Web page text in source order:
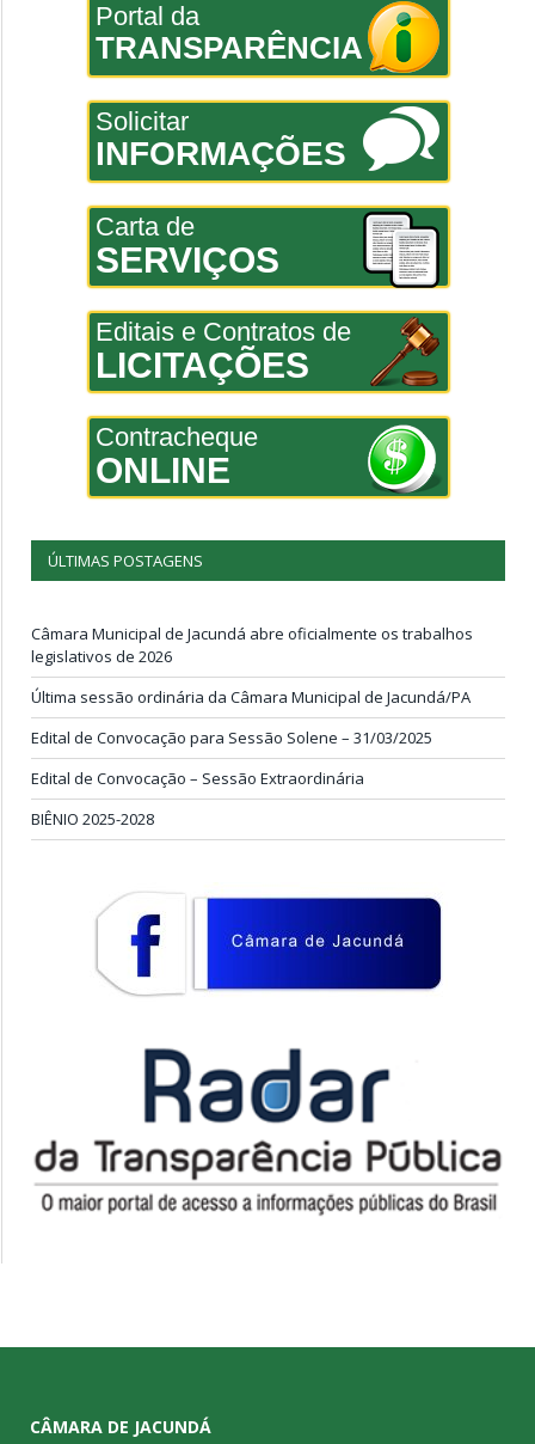
Portal da
TRANSPARÊNCIA
Solicitar
INFORMAÇÕES
Carta de
SERVIÇOS
Editais e Contratos de
LICITAÇÕES
Contracheque
ONLINE
ÚLTIMAS POSTAGENS
Câmara Municipal de Jacundá abre oficialmente os trabalhos
legislativos de 2026
Última sessão ordinária da Câmara Municipal de Jacundá/PA
Edital de Convocação para Sessão Solene – 31/03/2025
Edital de Convocação – Sessão Extraordinária
BIÊNIO 2025-2028
CÂMARA DE JACUNDÁ